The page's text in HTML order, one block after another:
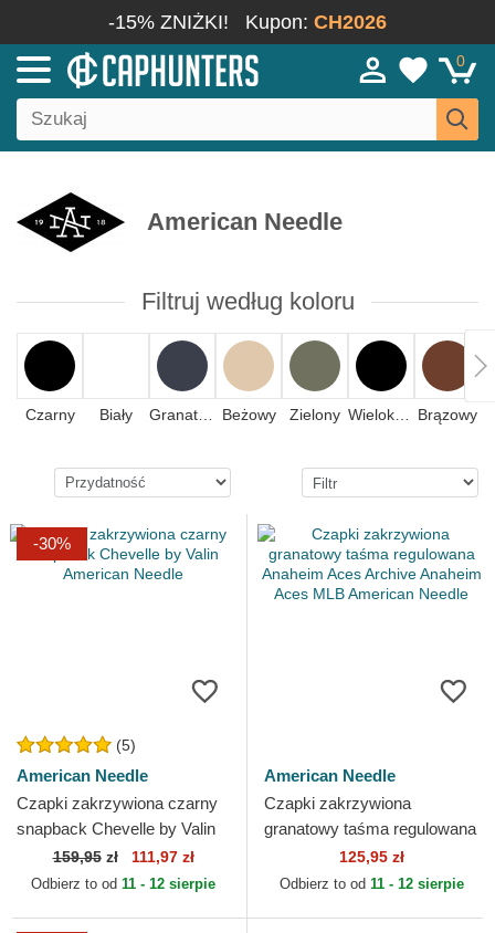
-15% ZNIŻKI! Kupon: CH2026
0
American Needle
Filtruj według koloru
Czarny Biały Beżowy Zielony Brązowy
-30%
(5)
American Needle
Czapki zakrzywiona czarny
snapback Chevelle by Valin
American Needle
159,95zł 111,97 zł
Odbierz to od 11 - 12 sierpie
American Needle
Czapki zakrzywiona
granatowy taśma regulowana
Anaheim Aces Archive
Anaheim Aces MLB
125,95 zł
Odbierz to od 11 - 12 sierpie